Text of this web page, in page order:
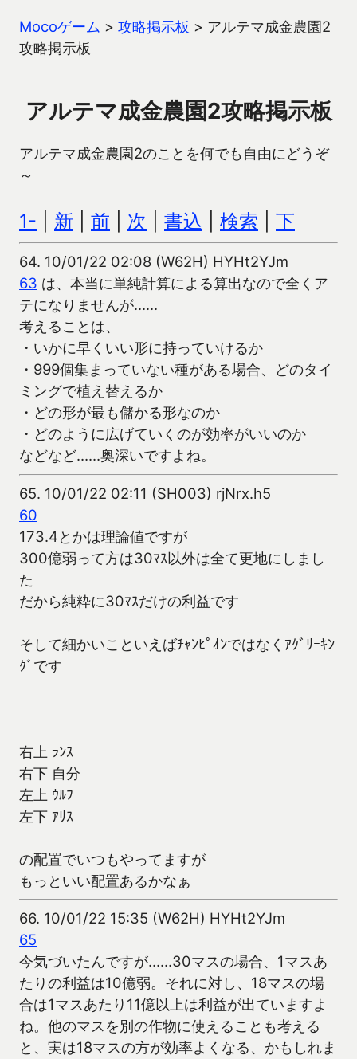
Mocoゲーム > 攻略掲示板 > アルテマ成金農園2
攻略掲示板
アルテマ成金農園2攻略掲示板
アルテマ成金農園2のことを何でも自由にどうぞ
～
1- 新 前 次 書込 検索 下
64. 10/01/22 02:08 (W62H) HYHt2YJm
63 は、本当に単純計算による算出なので全くア
テになりませんが……
考えることは、
・いかに早くいい形に持っていけるか
・999個集まっていない種がある場合、どのタイ
ミングで植え替えるか
・どの形が最も儲かる形なのか
・どのように広げていくのが効率がいいのか
などなど……奥深いですよね。
65. 10/01/22 02:11 (SH003) rjNrx.h5
60
173.4とかは理論値ですが
300億弱って方は30ﾏｽ以外は全て更地にしまし
た
だから純粋に30ﾏｽだけの利益です
そして細かいこといえばﾁｬﾝﾋﾟｵﾝではなくｱｸﾞﾘｰｷﾝ
ｸﾞです
右上 ﾗﾝｽ
右下 自分
左上 ｳﾙﾌ
左下 ｱﾘｽ
の配置でいつもやってますが
もっといい配置あるかなぁ
66. 10/01/22 15:35 (W62H) HYHt2YJm
65
今気づいたんですが……30マスの場合、1マスあ
たりの利益は10億弱。それに対し、18マスの場
合は1マスあたり11億以上は利益が出ていますよ
ね。他のマスを別の作物に使えることも考える
と、実は18マスの方が効率よくなる、かもしれま